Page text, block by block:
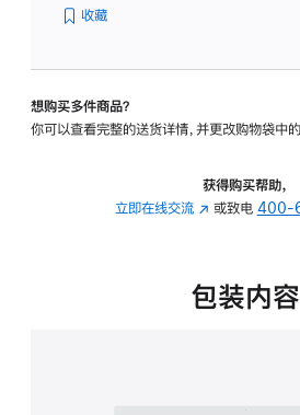
转
的
收藏
想购买多件商品？
你可以查看完整的送货详情，并更改购物袋中的
获得购买帮助，
立即在线交流 (在
中
或致电 400-
包装内容